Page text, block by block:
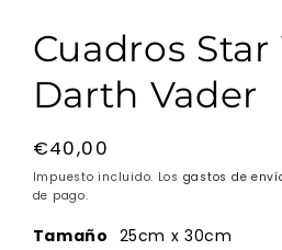
una
ventana
modal
Cuadros Star
Darth Vader
Precio
habitual
€40,00
Impuesto incluido. Los gastos de
de pago.
Tamaño 25cm x 30cm